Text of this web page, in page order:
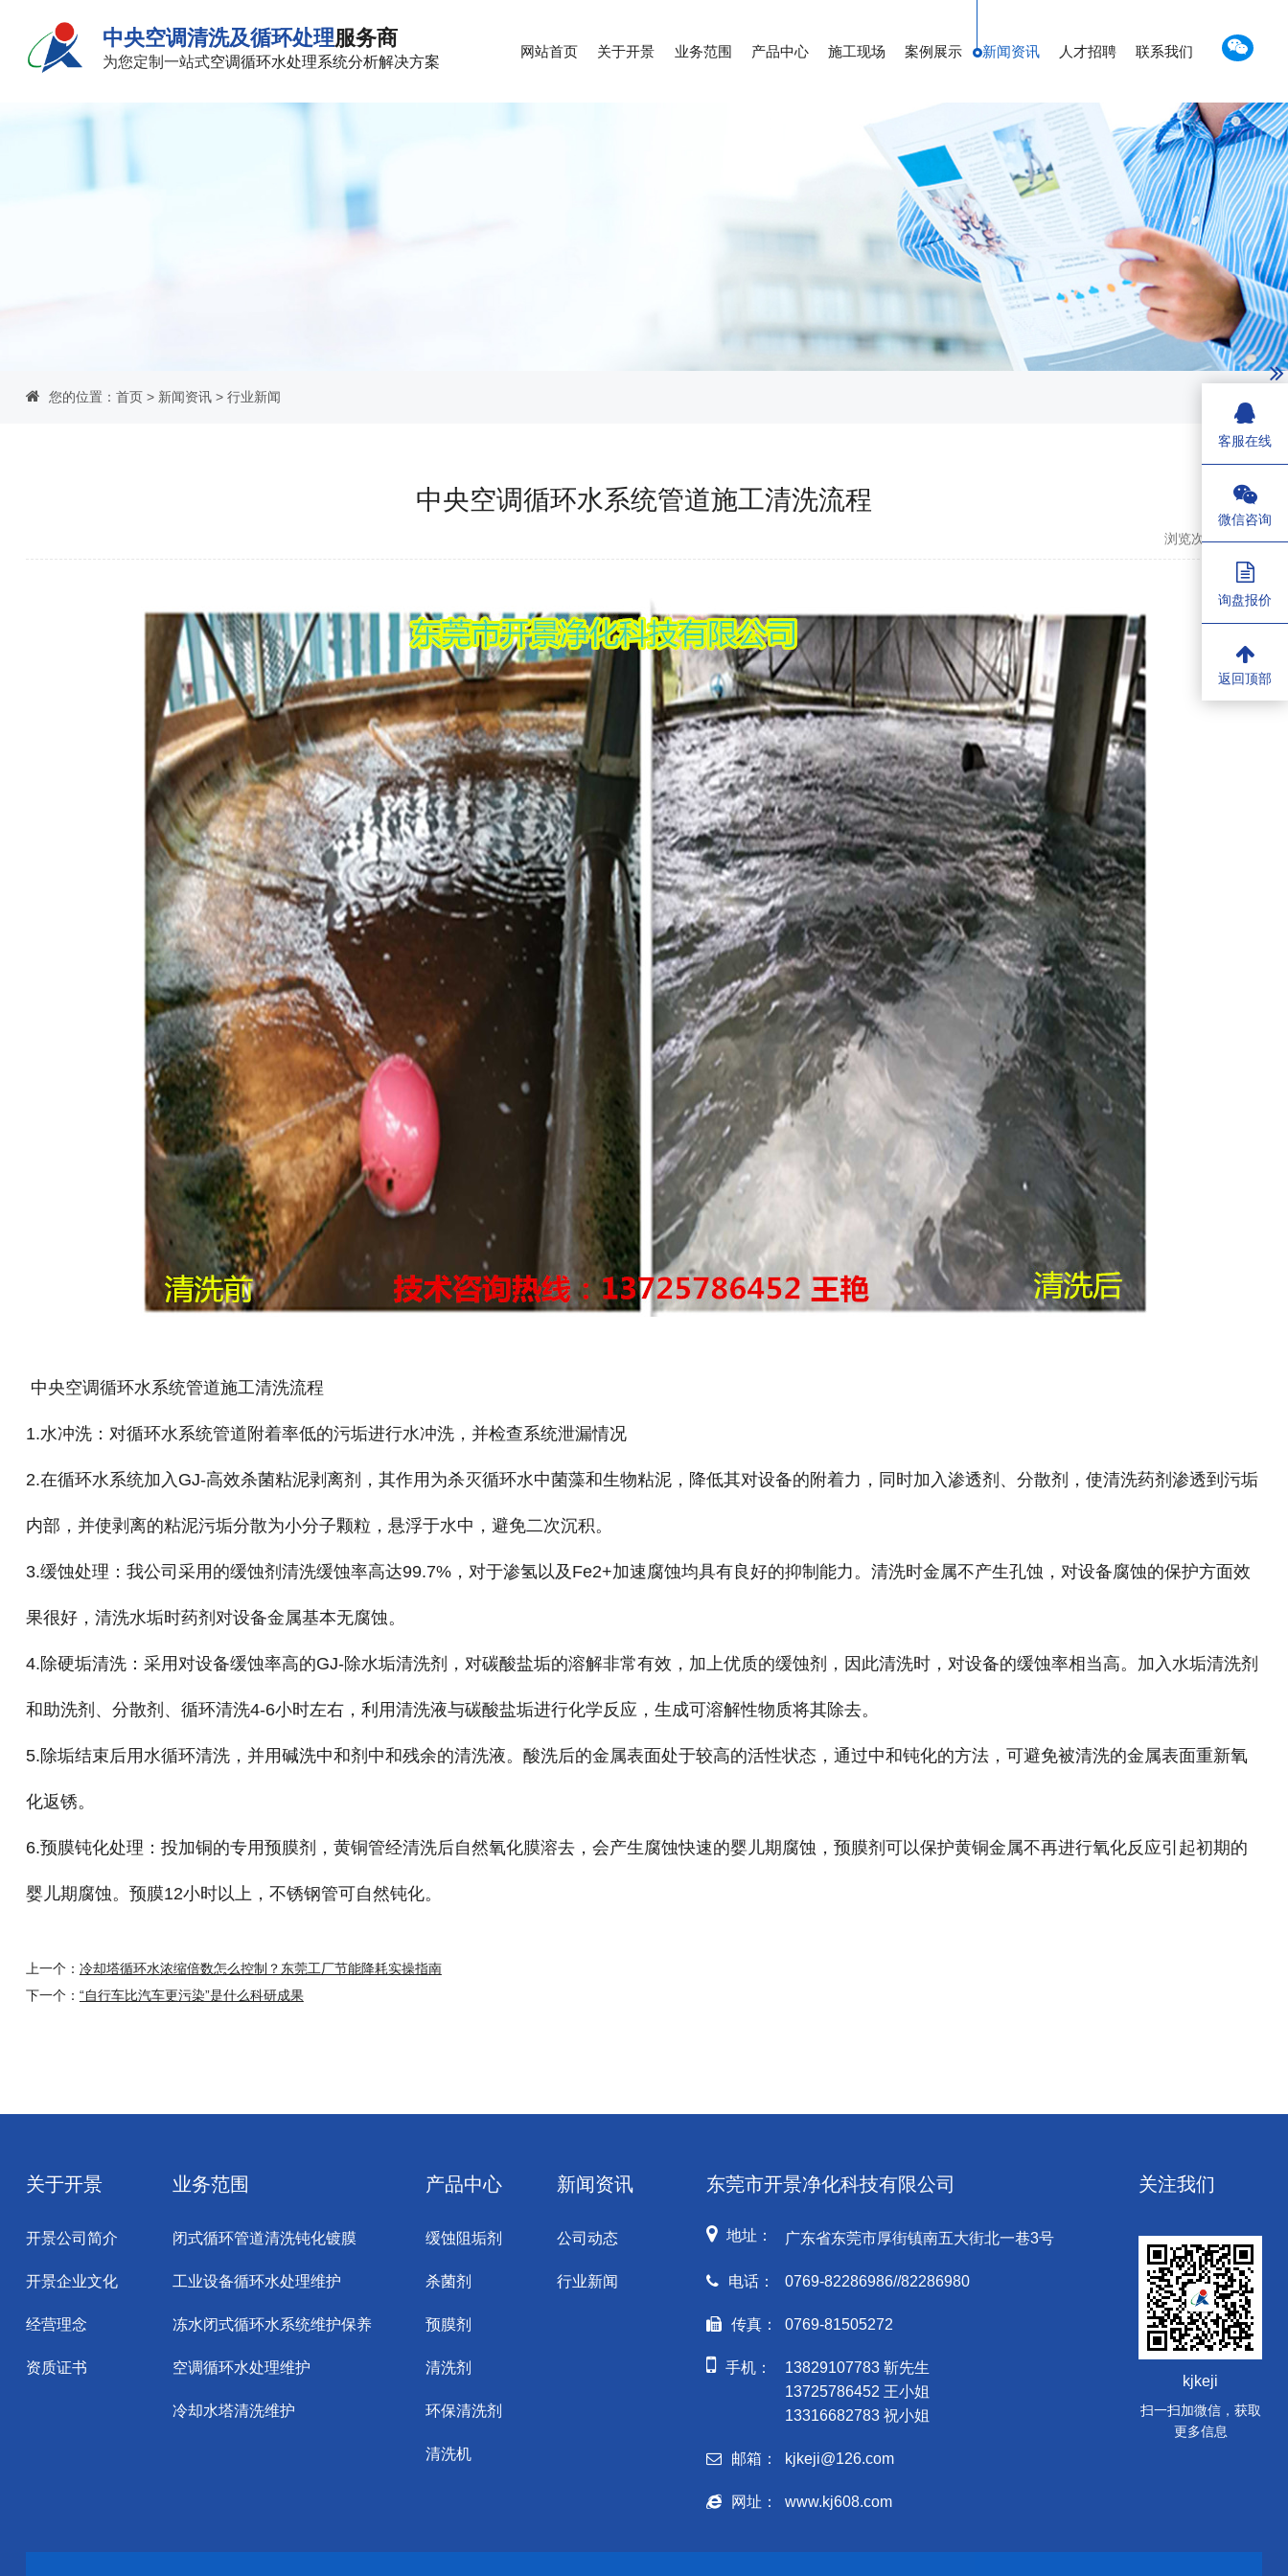
中央空调清洗及循环处理服务商
为您定制一站式空调循环水处理系统分析解决方案
网站首页 关于开景 业务范围 产品中心 施工现场 案例展示 新闻资讯 人才招聘 联系我们
您的位置： 首页> 新闻资讯 > 行业新闻
中央空调循环水系统管道施工清洗流程
浏览次数：1006
中央空调循环水系统管道施工清洗流程
1.水冲洗：对循环水系统管道附着率低的污垢进行水冲洗，并检查系统泄漏情况
2.在循环水系统加入GJ-高效杀菌粘泥剥离剂，其作用为杀灭循环水中菌藻和生物粘泥，降低其对设备的附着力，同时加入渗透剂、分散剂，使清洗药剂渗透到污垢
内部，并使剥离的粘泥污垢分散为小分子颗粒，悬浮于水中，避免二次沉积。
3.缓蚀处理：我公司采用的缓蚀剂清洗缓蚀率高达99.7%，对于渗氢以及Fe2+加速腐蚀均具有良好的抑制能力。清洗时金属不产生孔蚀，对设备腐蚀的保护方面效
果很好，清洗水垢时药剂对设备金属基本无腐蚀。
4.除硬垢清洗：采用对设备缓蚀率高的GJ-除水垢清洗剂，对碳酸盐垢的溶解非常有效，加上优质的缓蚀剂，因此清洗时，对设备的缓蚀率相当高。加入水垢清洗剂
和助洗剂、分散剂、循环清洗4-6小时左右，利用清洗液与碳酸盐垢进行化学反应，生成可溶解性物质将其除去。
5.除垢结束后用水循环清洗，并用碱洗中和剂中和残余的清洗液。酸洗后的金属表面处于较高的活性状态，通过中和钝化的方法，可避免被清洗的金属表面重新氧
化返锈。
6.预膜钝化处理：投加铜的专用预膜剂，黄铜管经清洗后自然氧化膜溶去，会产生腐蚀快速的婴儿期腐蚀，预膜剂可以保护黄铜金属不再进行氧化反应引起初期的
婴儿期腐蚀。预膜12小时以上，不锈钢管可自然钝化。
上一个： 冷却塔循环水浓缩倍数怎么控制？东莞工厂节能降耗实操指南
下一个： “自行车比汽车更污染”是什么科研成果
关于开景
开景公司简介
开景企业文化
经营理念
资质证书
业务范围
闭式循环管道清洗钝化镀膜
工业设备循环水处理维护
冻水闭式循环水系统维护保养
空调循环水处理维护
冷却水塔清洗维护
产品中心
缓蚀阻垢剂
杀菌剂
预膜剂
清洗剂
环保清洗剂
清洗机
新闻资讯
公司动态
行业新闻
东莞市开景净化科技有限公司
地址： 广东省东莞市厚街镇南五大街北一巷3号
电话： 0769-82286986//82286980
传真： 0769-81505272
手机：
13829107783 靳先生
13725786452 王小姐
13316682783 祝小姐
邮箱： kjkeji@126.com
网址： www.kj608.com
关注我们
kjkeji
扫一扫加微信，获取
更多信息
客服在线
微信咨询
询盘报价
返回顶部